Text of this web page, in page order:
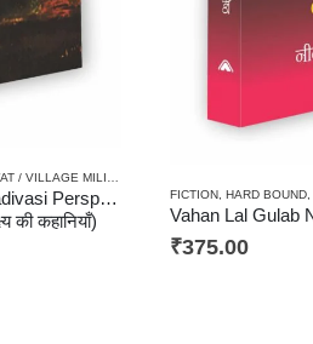
MILIEU / GRAMIN
Bans ka Kila (Storis of Aadivasi Perspective)
की कहानियाँ)
FICTION HARD BOUND
₹375.00